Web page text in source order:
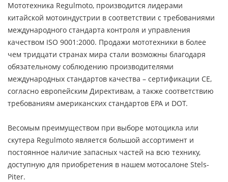
Мототехника Regulmoto, производится лидерами
китайской мотоиндустрии в соответствии с требованиями
международного стандарта контроля и управления
качеством ISO 9001:2000. Продажи мототехники в более
чем тридцати странах мира стали возможны благодаря
обязательному соблюдению производителями
международных стандартов качества – сертификации CE,
согласно европейским Директивам, а также соответствию
требованиям американских стандартов EPA и DOT.
Весомым преимуществом при выборе мотоцикла или
скутера Regulmoto является большой ассортимент и
постоянное наличие запасных частей на всю технику,
доступную для приобретения в нашем мотосалоне Stels-
Piter.